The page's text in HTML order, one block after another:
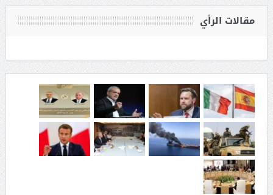
مقالات الرأي